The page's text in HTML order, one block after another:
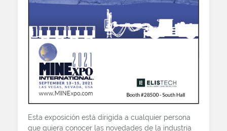
Esta exposición está dirigida a cualquier persona
que quiera conocer las novedades de la industria